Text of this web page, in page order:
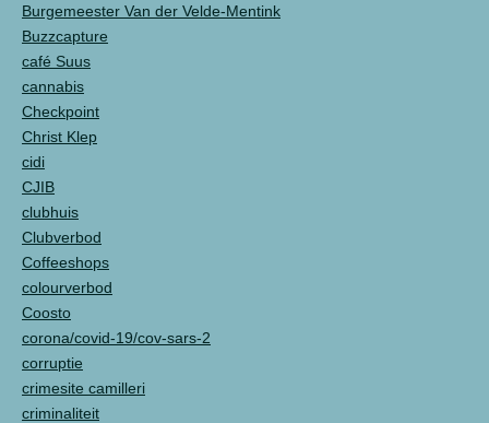
Burgemeester Van der Velde-Mentink
Buzzcapture
café Suus
cannabis
Checkpoint
Christ Klep
cidi
CJIB
clubhuis
Clubverbod
Coffeeshops
colourverbod
Coosto
corona/covid-19/cov-sars-2
corruptie
crimesite camilleri
criminaliteit